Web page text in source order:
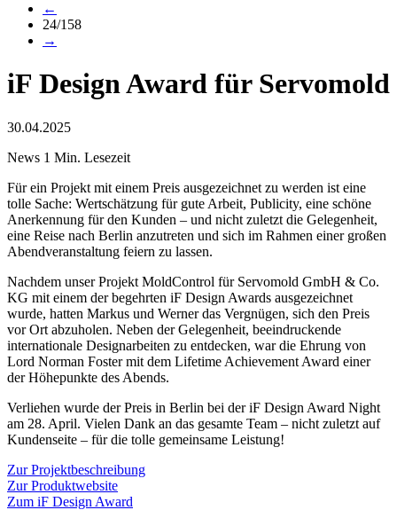
←
24/158
→
iF Design Award für Servomold
30.04.2025
News 1 Min. Lesezeit
Für ein Projekt mit einem Preis ausgezeichnet zu werden ist eine
tolle Sache: Wertschätzung für gute Arbeit, Publicity, eine schöne
Anerkennung für den Kunden – und nicht zuletzt die Gelegenheit,
eine Reise nach Berlin anzutreten und sich im Rahmen einer großen
Abendveranstaltung feiern zu lassen.
Nachdem unser Projekt MoldControl für Servomold GmbH & Co.
KG mit einem der begehrten iF Design Awards ausgezeichnet
wurde, hatten Markus und Werner das Vergnügen, sich den Preis
vor Ort abzuholen. Neben der Gelegenheit, beeindruckende
internationale Designarbeiten zu entdecken, war die Ehrung von
Lord Norman Foster mit dem Lifetime Achievement Award einer
der Höhepunkte des Abends.
Verliehen wurde der Preis in Berlin bei der iF Design Award Night
am 28. April. Vielen Dank an das gesamte Team – nicht zuletzt auf
Kundenseite – für die tolle gemeinsame Leistung!
Zur Projektbeschreibung
Zur Produktwebsite
Zum iF Design Award